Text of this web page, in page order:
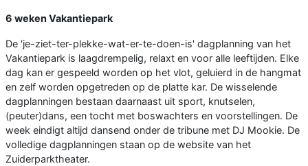
6 weken Vakantiepark
De 'je-ziet-ter-plekke-wat-er-te-doen-is' dagplanning van het
Vakantiepark is laagdrempelig, relaxt en voor alle leeftijden. Elke
dag kan er gespeeld worden op het vlot, geluierd in de hangmat
en zelf worden opgetreden op de platte kar. De wisselende
dagplanningen bestaan daarnaast uit sport, knutselen,
(peuter)dans, een tocht met boswachters en voorstellingen. De
week eindigt altijd dansend onder de tribune met DJ Mookie. De
volledige dagplanningen staan op de website van het
Zuiderparktheater.